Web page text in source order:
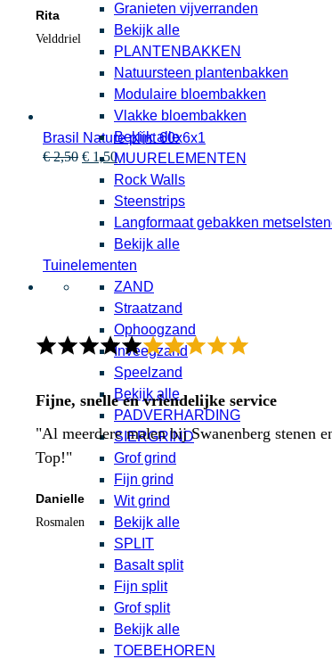
Brasil Nature plint 60x6x1
€2,50 Oorspronkelijke
was:
€ 2,50.
€ 1,50Huidige
prijs
is:
€ 1,50.
Granieten vijverranden
Bekijk alle
PLANTENBAKKEN
Natuursteen plantenbakken
Modulaire bloembakken
Vlakke bloembakken
Bekijk alle
MUURELEMENTEN
Rock Walls
Steenstrips
Langformaat gebakken
Bekijk alle
Tuinelementen
ZAND
Straatzand
Ophoogzand
Inveegzand
Speelzand
Bekijk alle
PADVERHARDING
SIERGRIND
Grof grind
Fijn grind
Wit grind
Bekijk alle
SPLIT
Basalt split
Fijn split
Grof split
Bekijk alle
TOEBEHOREN
Rita
Velddriel
Fijne, snelle en vriendelijke service
"Al meerdere malen bij Swanenberg stenen
Top!"
Danielle
Rosmalen